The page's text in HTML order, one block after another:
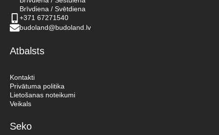
Brīvdiena / Svētdiena
+371 67271540
budoland@budoland.lv
Atbalsts
Kontakti
Privātuma politika
Lietošanas noteikumi
Veikals
Seko